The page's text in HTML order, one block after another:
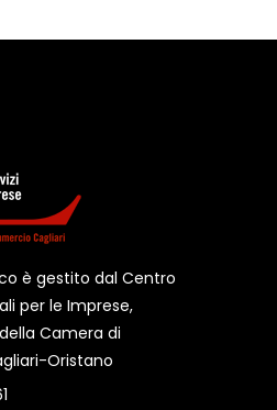
è gestito dal Centro
per le Imprese,
Camera di
Oristano